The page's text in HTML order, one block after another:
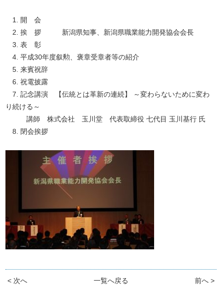
1. 開 会
2. 挨 拶 新潟県知事、新潟県職業能力開発協会会長
3. 表 彰
4. 平成30年度叙勲、褒章受章者等の紹介
5. 来賓祝辞
6. 祝電披露
7. 記念講演 【伝統とは革新の連続】 ～変わらないために変わ
り続ける～
講師 株式会社 玉川堂 代表取締役 七代目 玉川基行 氏
8. 閉会挨拶
< 次へ 前へ >
一覧へ戻る